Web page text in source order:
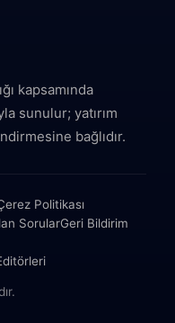
kapsamında
sunulur; yatırım
bağlıdır.
Politikası
SorularGeri Bildirim